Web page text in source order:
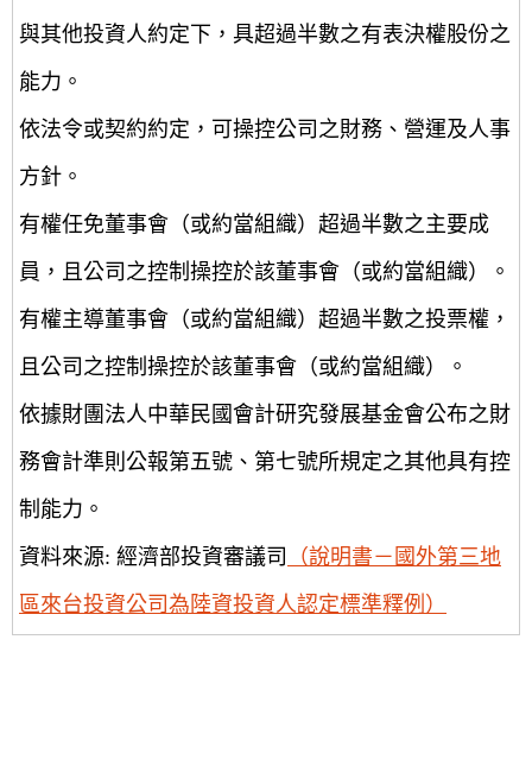
與其他投資人約定下，具超過半數之有表決權股份之
能力。
依法令或契約約定，可操控公司之財務、營運及人事
方針。
有權任免董事會（或約當組織）超過半數之主要成
員，且公司之控制操控於該董事會（或約當組織）。
有權主導董事會（或約當組織）超過半數之投票權，
且公司之控制操控於該董事會（或約當組織）。
依據財團法人中華民國會計研究發展基金會公布之財
務會計準則公報第五號、第七號所規定之其他具有控
制能力。
資料來源: 經濟部投資審議司
（說明書－國外第三地
區來台投資公司為陸資投資人認定標準釋例）